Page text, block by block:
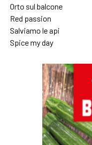
Orto sul balcone
Red passion
Salviamo le api
Spice my day